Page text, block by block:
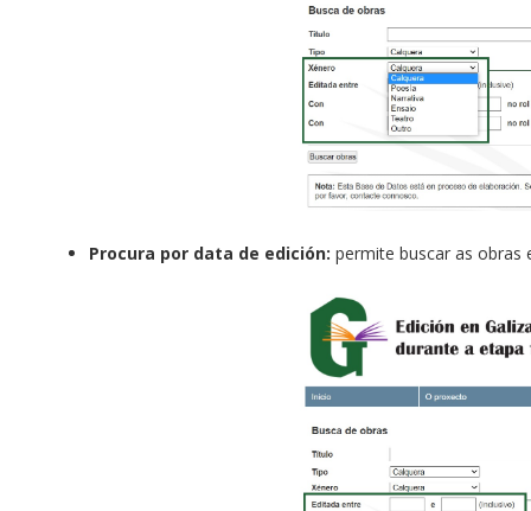
Procura por data de edición: permite buscar as obras